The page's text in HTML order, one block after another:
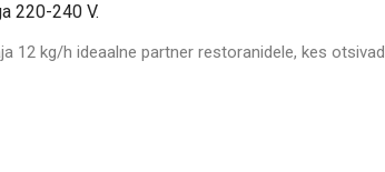
220-240 V.
12 kg/h ideaalne partner restoranidele, kes otsivad